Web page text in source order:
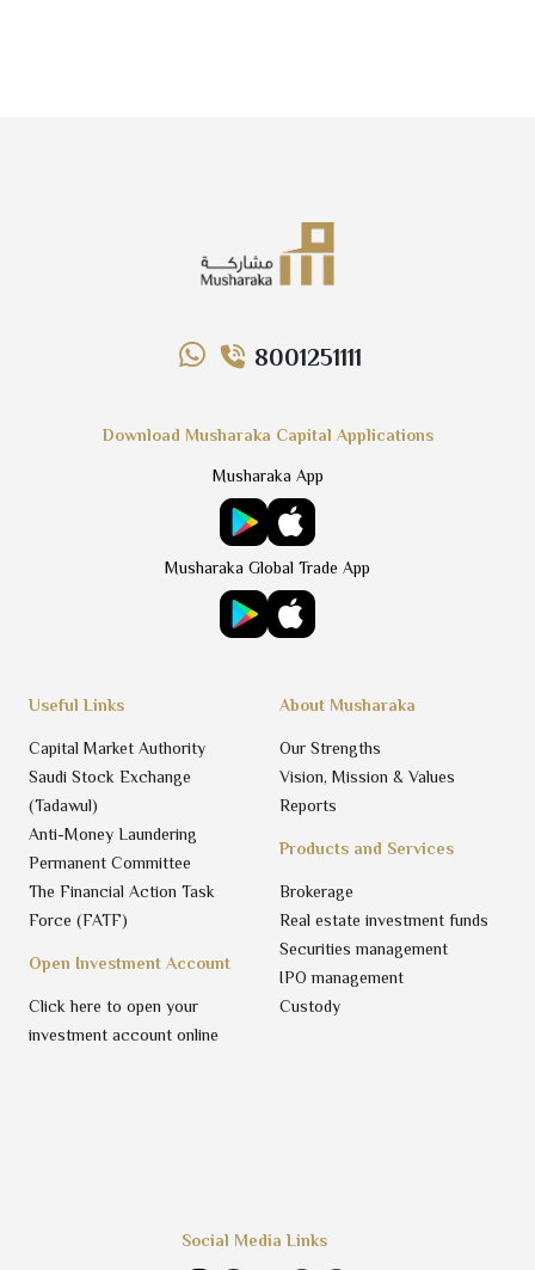
8001251111
Products and Services
Brokerage
Real estate investment funds
Securities management
IPO management
Custody
About Musharaka
Our Strengths
Vision, Mission & Values
Reports
Open Investment Account
Click here to open your
investment account online
Useful Links
Capital Market Authority
Saudi Stock Exchange
(Tadawul)
Anti-Money Laundering
Permanent Committee
The Financial Action Task
Force (FATF)
Download Musharaka Capital Applications
Musharaka App
Musharaka Global Trade App
Social Media Links